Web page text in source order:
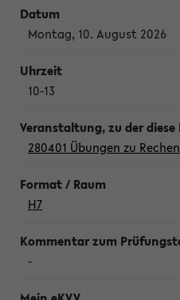
Montag, 10. August 2026
10-13
280401 Übungen zu
H7
-